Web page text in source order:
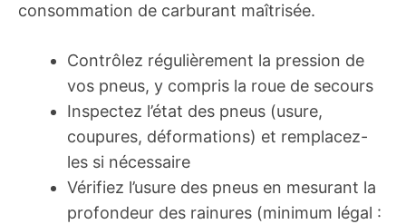
consommation de carburant maîtrisée.
Contrôlez régulièrement la pression de
vos pneus, y compris la roue de secours
Inspectez l’état des pneus (usure,
coupures, déformations) et remplacez-
les si nécessaire
Vérifiez l’usure des pneus en mesurant la
profondeur des rainures (minimum légal :